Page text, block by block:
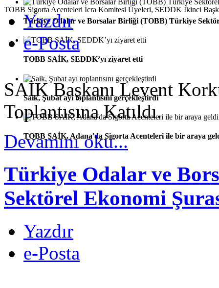
TOBB Sigorta Acenteleri İcra Komitesi Üyeleri, SEDDK İkinci
Türkiye Odalar ve Borsalar Birliği (TOBB) Türkiye
TOBB SAİK, SEDDK’yı ziyaret etti
Saik, Şubat ayı toplantısını gerçekleştirdi
TOBB SAİK, Adana'da Sigorta Acenteleri ile bir araya
Yazdır
e-Posta
SAİK Başkanı Levent
Toplantısına Katıldı.
Devamını oku...
Türkiye Odalar ve
Sektörel Ekonomi
Yazdır
e-Posta